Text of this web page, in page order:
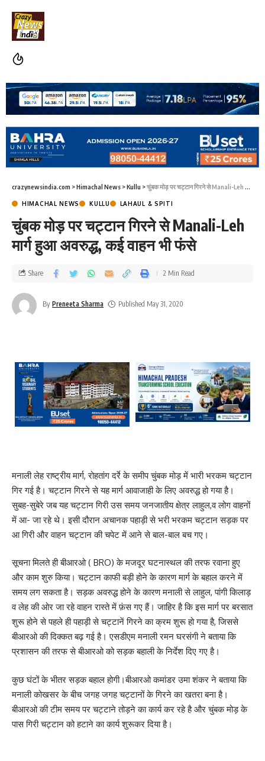
crazynewsindia.com >Himachal News >Kullu >चुंबक मोड़ पर चट्टान गिरने से Manali-Leh मार्ग हुआ अवरुद्ध, कई वाहन भी फंसे
HIMACHAL NEWS KULLU LAHAUL & SPITI
चुंबक मोड़ पर चट्टान गिरने से Manali-Leh
मार्ग हुआ अवरुद्ध, कई वाहन भी फंसे
By Preneeta Sharma Published May 31, 2020
Share 2 Min Read
मनाली लेह राष्ट्रीय मार्ग, रोहतांग दर्रे के समीप चुंबक मोड़ में भारी भरकम चट्टान
गिर गई है। चट्टान गिरने से यह मार्ग आवाजाही के लिए अवरुद्ध हो गया है।
सुबह-सुबेरे जब यह चट्टान गिरी उस समय जनजातीय क्षेत्र लाहुल,व लोग वाहनों
में आ- जा रहे थे। इसी दौरान अचानक पहाड़ी से भरी भरकम चट्टान सड़क पर
आ गिरी और वाहन चट्टान की चपेट में आने से बाल-बाल बच गए।
सूचना मिलते ही बीआरओ ( BRO) के मजदूर घटनास्थल की तरफ रवाना हुए
और काम शुरु किया। चट्टान काफी बड़ी होने के कारण मार्ग के बहाल करने में
समय लग सकता है। सड़क अवरुद्ध होने के कारण मनाली से लाहुल, पांगी किलाड़
व लेह की ओर जा रहे वाहन रास्ते में फ़ंस गए हैं। जाहिर है कि इस मार्ग पर बरसात
शुरू होने से पहले ही पहाड़ी से चट्टानें गिरने का क्रम शुरू हो गया है, जिससे
बीआरओ की दिक्कत बढ़ गई है। एसडीएम मनाली रमन घरसंगी ने बताया कि
प्रशासन की तरफ से बीआरओ को सड़क बहाली के निर्देश दिए गए है।
कुछ घंटों के भीतर सड़क बहाल होगी।बीआरओ कमांडर उमा शंकर ने बताया कि
मनाली कोखसर के बीच जगह जगह चट्टानों के गिरने का खतरा बना है।
बीआरओ की टीम समय पर चट्टाने तोड़ने का कार्य कर रहे है और चुंबक मोड़ के
पास गिरी चट्टान को हटाने का कार्य शुरूकर दिया है।